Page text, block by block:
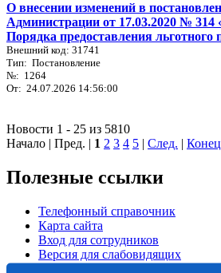
О внесении изменений в
Администрации от 17.03.2020 № 314
Порядка предоставления льготного
Внешний код: 31741
Тип: Постановление
№: 1264
От: 24.07.2026 14:56:00
Новости 1 - 25 из 5810
Начало | Пред. | 1 2 3 4 5 | След. | Конец
Полезные ссылки
Телефонный справочник
Карта сайта
Вход для сотрудников
Версия для слабовидящих